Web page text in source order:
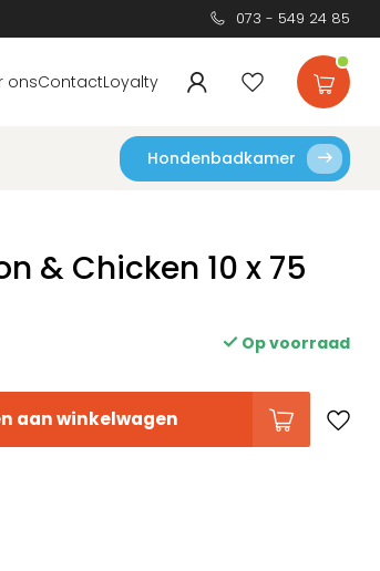
073 - 549 24 85
onsContactLoyalty
Hondenbadkamer
& Chicken 10 x 75
Op voorraad
aan winkelwagen